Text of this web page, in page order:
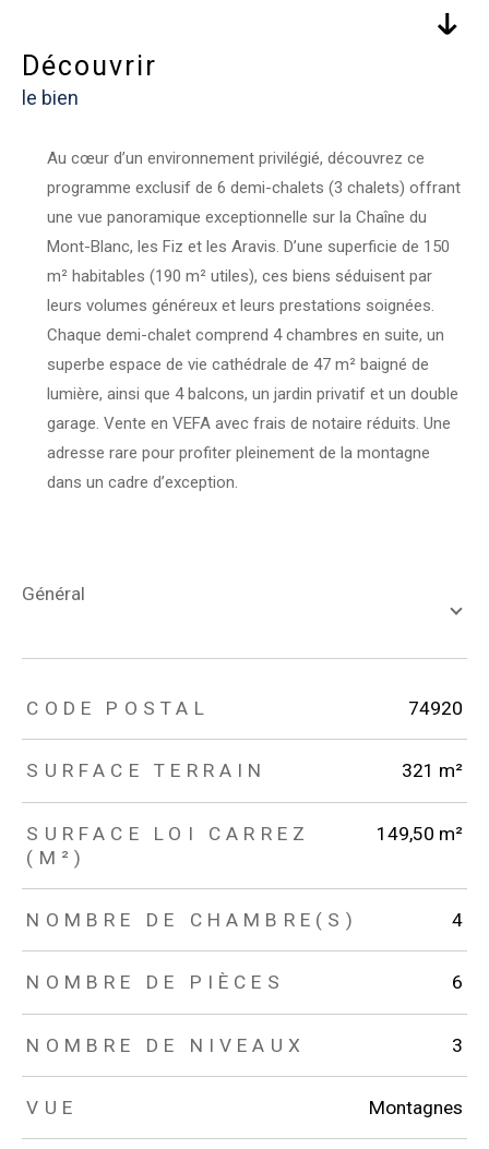
découvrir
le bien
Au cœur d’un environnement privilégié, découvrez ce
programme exclusif de 6 demi-chalets (3 chalets) offrant
une vue panoramique exceptionnelle sur la Chaîne du
Mont-Blanc, les Fiz et les Aravis. D’une superficie de 150
m² habitables (190 m² utiles), ces biens séduisent par
leurs volumes généreux et leurs prestations soignées.
Chaque demi-chalet comprend 4 chambres en suite, un
superbe espace de vie cathédrale de 47 m² baigné de
lumière, ainsi que 4 balcons, un jardin privatif et un double
garage. Vente en VEFA avec frais de notaire réduits. Une
adresse rare pour profiter pleinement de la montagne
dans un cadre d’exception.
général
TRAD_ZEPHYR_Caracteristique TRAD_ZEPHYR_Valeurs
CODE POSTAL 74920
SURFACE TERRAIN 321 m²
SURFACE LOI CARREZ
(M²)
149,50 m²
NOMBRE DE CHAMBRE(S) 4
NOMBRE DE PIÈCES 6
NOMBRE DE NIVEAUX 3
VUE Montagnes